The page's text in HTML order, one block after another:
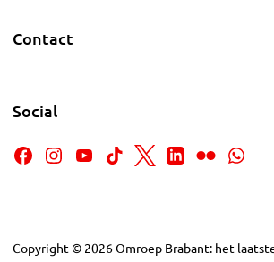
Contact
Social
Copyright © 2026Omroep Brabant: het